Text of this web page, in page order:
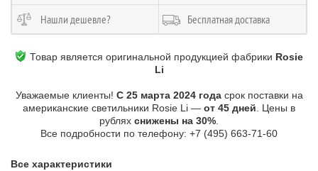
Нашли дешевле? Бесплатная доставка
Товар является оригинальной продукцией фабрики Rosie
Li
Уважаемые клиенты! С 25 марта 2024 годасрок поставки на
американские светильники Rosie Li — от 45 дней . Цены в
рублях снижены на 30%
Все подробности по телефону: +7 (495) 663-71-60
Все характеристики